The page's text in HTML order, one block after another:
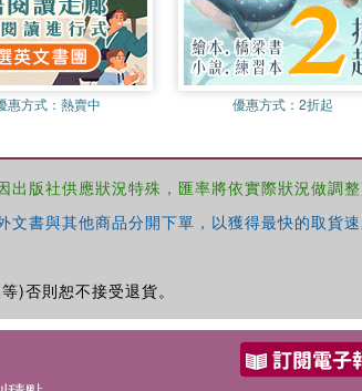
惠方式： 熱賣中 優惠方式：2折起
版社供應狀況特殊，匯率將依實際狀況做調整
書與其他商品分開下單，以獲得最快的取貨
)否則恕不接受退貨。